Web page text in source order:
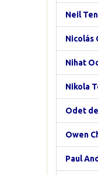
Neil
Nicolás
Nihat
Nikola
Odet
Owen
Paul